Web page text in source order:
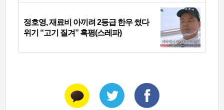
정호영, 재료비 아끼려 2등급 한우 썼다
위기 “고기 질겨” 혹평(스레파)